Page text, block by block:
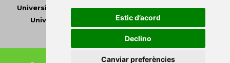
Estic d’acord
Declino
Canviar preferències
Universitat Rovira i Virgili•Universitat de Sàsser•
Universitat de València•Universitat de Vic -
Universitat Central de Catalunya